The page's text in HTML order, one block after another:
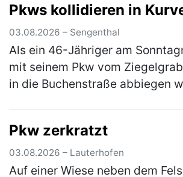
Der Täter baute den Sattel ab
Pkws kollidieren in
03.08.2026 – Sengenthal
Als ein 46-Jähriger am
mit seinem Pkw vom
in die Buchenstraße abbiegen
Pkw zerkratzt
03.08.2026 – Lauterhofen
Auf einer Wiese neben dem